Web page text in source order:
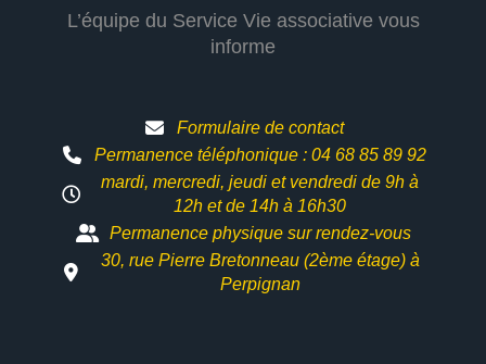
L’équipe du Service Vie associative vous
informe
Formulaire de contact
Permanence téléphonique : 04 68 85 89 92
mardi, mercredi, jeudi et vendredi de 9h à
12h etde 14h à 16h30
Permanence physique sur rendez-vous
30, rue Pierre Bretonneau (2ème étage) à
Perpignan